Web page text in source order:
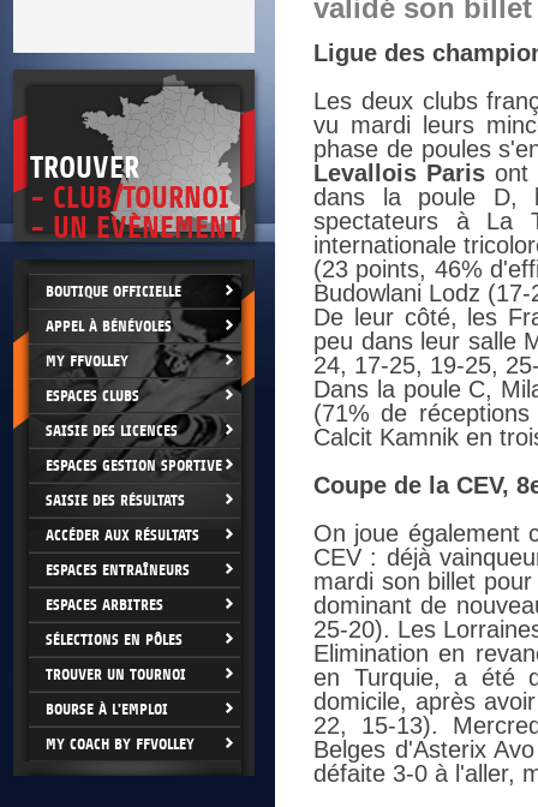
TROUVER
- CLUB/TOURNOI
- UN EVÈNEMENT
BOUTIQUE OFFICIELLE
APPEL À BÉNÉVOLES
MY FFVOLLEY
ESPACES CLUBS
SAISIE DES LICENCES
ESPACES GESTION SPORTIVE
SAISIE DES RÉSULTATS
ACCÉDER AUX RÉSULTATS
ESPACES ENTRAÎNEURS
ESPACES ARBITRES
SÉLECTIONS EN PÔLES
TROUVER UN TOURNOI
BOURSE À L'EMPLOI
MY COACH BY FFVOLLEY
validé son
Ligue des
Les deux clubs
vu mardi leurs
phase de poules
Levallois Paris ont
dans la poule D,
spectateurs à La
internationale
(23 points, 46%
Budowlani Lodz
De leur côté, les
peu dans leur salle
24, 17-25, 19-25,
Dans la poule C,
(71% de
Calcit Kamnik en
Coupe de la CEV,
On joue également
CEV : déjà
mardi son billet
dominant de
25-20). Les
Elimination en
en Turquie, a été
domicile, après
22, 15-13).
Belges d'Asterix
défaite 3-0 à l'aller,